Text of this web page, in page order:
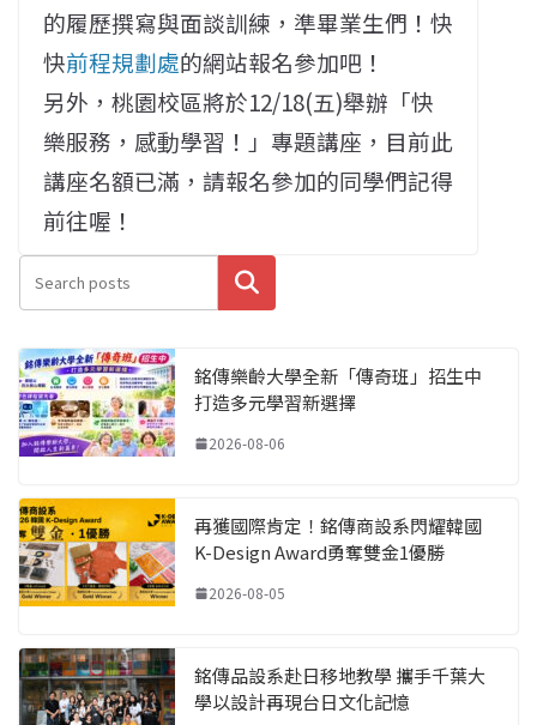
的履歷撰寫與面談訓練，準畢業生們！快
快前程規劃處的網站報名參加吧！
另外，桃園校區將於12/18(五)舉辦「快
樂服務，感動學習！」專題講座，目前此
講座名額已滿，請報名參加的同學們記得
前往喔！
搜尋
銘傳樂齡大學全新「傳奇班」招生中
打造多元學習新選擇
2026-08-06
再獲國際肯定！銘傳商設系閃耀韓國
K-Design Award勇奪雙金1優勝
2026-08-05
銘傳品設系赴日移地教學 攜手千葉大
學以設計再現台日文化記憶